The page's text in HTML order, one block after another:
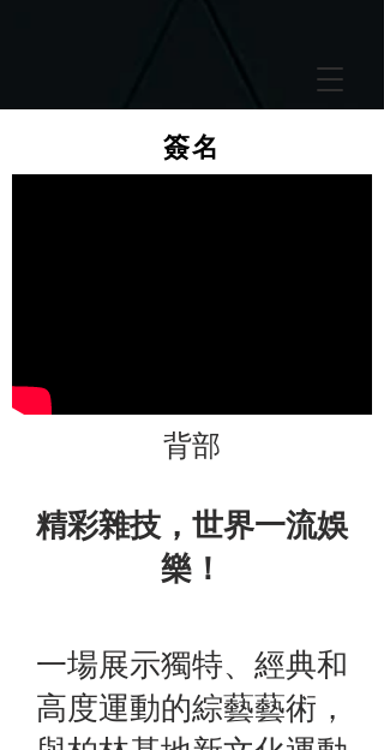
簽名
背部
精彩雜技，世界一流娛
樂！
一場展示獨特、經典和
高度運動的綜藝藝術，